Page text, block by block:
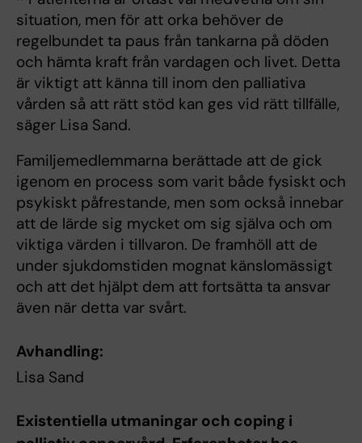
situation, men för att orka behöver de
regelbundet ta paus från tankarna på döden
och hämta kraft från vardagen och livet. Detta
är viktigt att känna till inom den palliativa
vården så att rätt stöd kan ges vid rätt tillfälle,
säger Lisa Sand.
Familjemedlemmarna berättade att de gick
igenom en process som varit både fysiskt och
psykiskt påfrestande, men som också innebar
att de lärde sig mycket om sig själva och om
viktiga värden i tillvaron. De framhöll att de
under sjukdomstiden mognat känslomässigt
och att det hjälpt dem att fortsätta ta ansvar
även när detta var svårt.
Avhandling:
Lisa Sand
Existentiella utmaningar och coping i